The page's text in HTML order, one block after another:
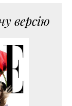
версію